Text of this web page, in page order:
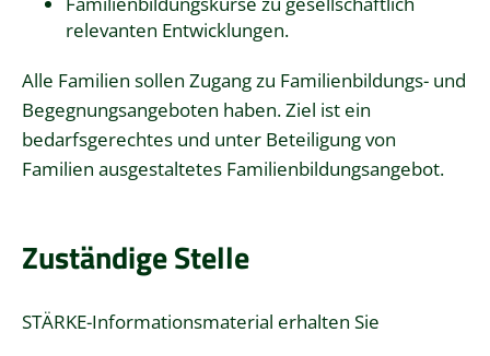
relevanten Entwicklungen.
Alle Familien sollen Zugang zu Familienbildungs- und
Begegnungsangeboten haben. Ziel ist ein
bedarfsgerechtes und unter Beteiligung von
Familien ausgestaltetes Familienbildungsangebot.
Zuständige Stelle
STÄRKE-Informationsmaterial erhalten Sie